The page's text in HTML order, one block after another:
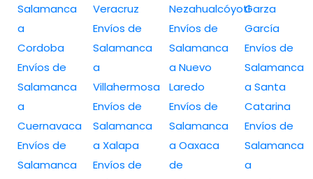
Salamanca
a
Cordoba
Envíos de
Salamanca
a
Cuernavaca
Envíos de
Salamanca
Veracruz
Envíos de
Salamanca
a
Villahermosa
Envíos de
Salamanca
a Xalapa
Envíos de
Nezahualcóyotl
Envíos de
Salamanca
a Nuevo
Laredo
Envíos de
Salamanca
a Oaxaca
de
Garza
García
Envíos de
Salamanca
a Santa
Catarina
Envíos de
Salamanca
a